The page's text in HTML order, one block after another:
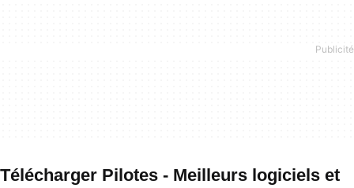
Télécharger Pilotes - Meilleurs logiciels et